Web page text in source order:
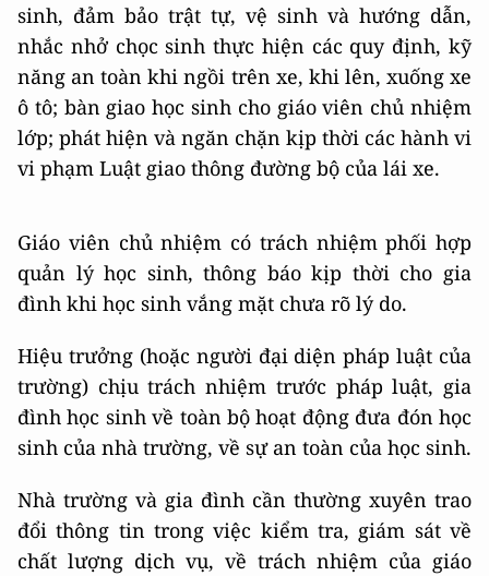
sinh, đảm bảo trật tự, vệ sinh và hướng dẫn,
nhắc nhở chọc sinh thực hiện các quy định, kỹ
năng an toàn khi ngồi trên xe, khi lên, xuống xe
ô tô; bàn giao học sinh cho giáo viên chủ nhiệm
lớp; phát hiện và ngăn chặn kịp thời các hành vi
vi phạm Luật giao thông đường bộ của lái xe.
Giáo viên chủ nhiệm có trách nhiệm phối hợp
quản lý học sinh, thông báo kịp thời cho gia
đình khi học sinh vắng mặt chưa rõ lý do.
Hiệu trưởng (hoặc người đại diện pháp luật của
trường) chịu trách nhiệm trước pháp luật, gia
đình học sinh về toàn bộ hoạt động đưa đón học
sinh của nhà trường, về sự an toàn của học sinh.
Nhà trường và gia đình cần thường xuyên trao
đổi thông tin trong việc kiểm tra, giám sát về
chất lượng dịch vụ, về trách nhiệm của giáo